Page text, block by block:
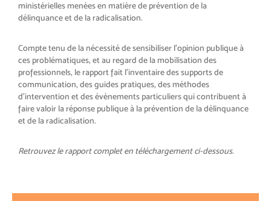
ministérielles menées en matière de prévention de la
délinquance et de la radicalisation.
Compte tenu de la nécessité de sensibiliser l’opinion publique à
ces problématiques, et au regard de la mobilisation des
professionnels, le rapport fait l’inventaire des supports de
communication, des guides pratiques, des méthodes
d’intervention et des évènements particuliers qui contribuent à
faire valoir la réponse publique à la prévention de la délinquance
et de la radicalisation.
Retrouvez le rapport complet en téléchargement ci-dessous.